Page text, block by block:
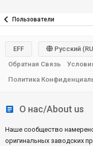
Пользователи
О нас/About us
Наше сообщество
оригинальных заводских
EFF
Русский
Обратная Связь
Политика